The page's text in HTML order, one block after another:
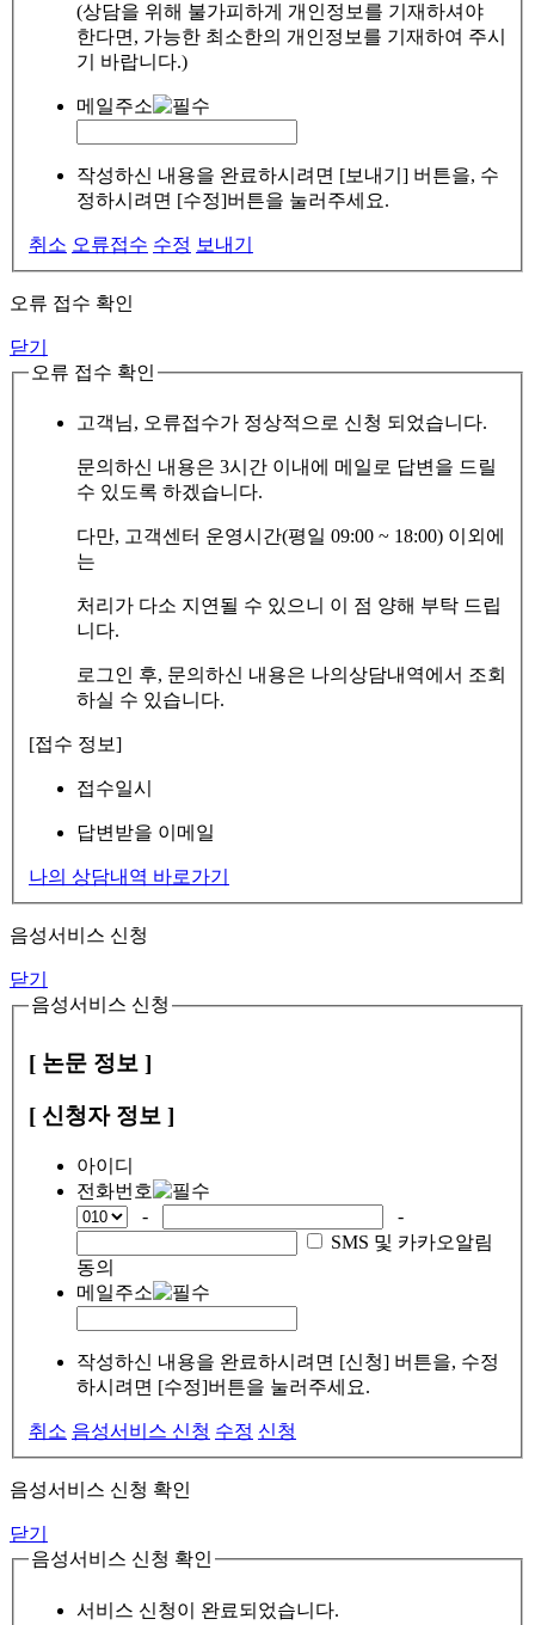
(상담을 위해 불가피하게 개인정보를 기재하셔야
한다면, 가능한 최소한의 개인정보를 기재하여 주시
기 바랍니다.)
메일주소
작성하신 내용을 완료하시려면 [보내기] 버튼을, 수
정하시려면 [수정]버튼을 눌러주세요.
취소 오류접수 수정 보내기
오류 접수 확인
닫기
오류 접수 확인
고객님, 오류접수가 정상적으로 신청 되었습니다.
문의하신 내용은 3시간 이내에 메일로 답변을 드릴
수 있도록 하겠습니다.
다만, 고객센터 운영시간(평일 09:00 ~ 18:00) 이외에
는
처리가 다소 지연될 수 있으니 이 점 양해 부탁 드립
니다.
로그인 후, 문의하신 내용은 나의상담내역에서 조회
하실 수 있습니다.
[접수 정보]
접수일시
답변받을 이메일
나의 상담내역 바로가기
음성서비스 신청
닫기
음성서비스 신청
[ 논문 정보 ]
[ 신청자 정보 ]
아이디
전화번호
-
-
SMS 및 카카오알림
동의
메일주소
작성하신 내용을 완료하시려면 [신청] 버튼을, 수정
하시려면 [수정]버튼을 눌러주세요.
취소 음성서비스 신청 수정 신청
음성서비스 신청 확인
닫기
음성서비스 신청 확인
서비스 신청이 완료되었습니다.